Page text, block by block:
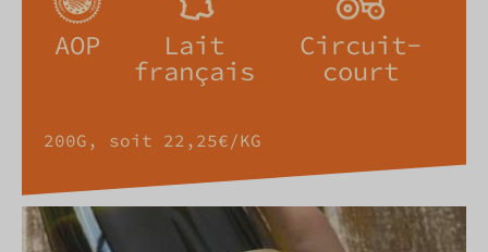
AOP Lait
français
Circuit-
court
200G, soit 22,25€/KG